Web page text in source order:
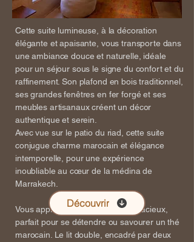
Cette suite lumineuse, à la décoration
élégante et apaisante, vous transporte dans
une ambiance douce et naturelle, idéale
pour un séjour sous le signe du confort et du
raffinement. Son plafond en bois traditionnel,
ses grandes fenêtres en fer forgé et ses
meubles artisanaux créent un décor
authentique et serein.
Avec vue sur le patio du riad, cette suite
conjugue charme marocain et élégance
intemporelle, pour une expérience
inoubliable au cœur de la médina de
Marrakech.
Vous apprécierez le coin salon spacieux,
parfait pour se détendre ou savourer un thé
marocain. Le lit double, encadré par deux
Découvrir